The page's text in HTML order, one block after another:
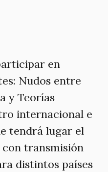
en
Nudos entre
y Teorías
internacional e
tendrá lugar el
transmisión
distintos países